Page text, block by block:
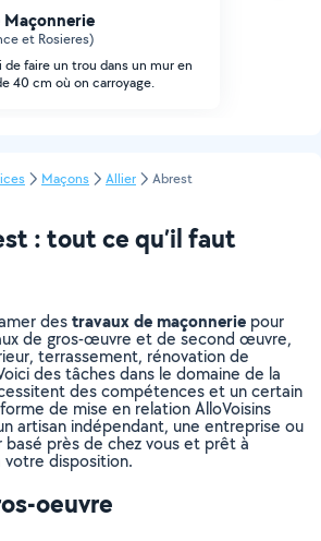
et Rosieres)
de faire un trou dans un mur en
40 cm où on carroyage.
Maçons Allier Abrest
: tout ce qu’il faut
destravaux de maçonnerie pour
de gros-œuvre et de second œuvre,
terrassement, rénovation de
des tâches dans le domaine de la
des compétences et un certain
de mise en relation AlloVoisins
artisan indépendant, une entreprise ou
près de chez vous et prêt à
disposition.
oeuvre